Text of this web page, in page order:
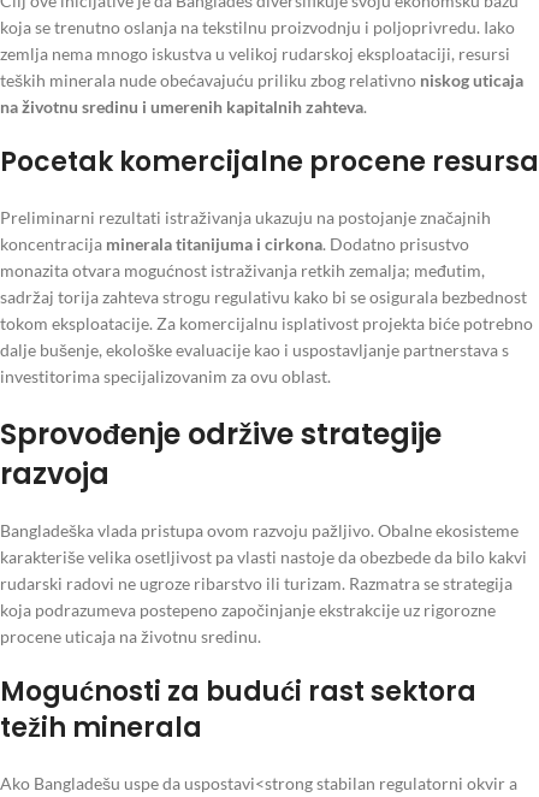
koja se trenutno oslanja na tekstilnu proizvodnju i poljoprivredu. Iako
zemlja nema mnogo iskustva u velikoj rudarskoj eksploataciji, resursi
teških minerala nude obećavajuću priliku zbog relativno niskog uticaja
na životnu sredinu i umerenih kapitalnih zahteva.
Pocetak komercijalne procene resursa
Preliminarni rezultati istraživanja ukazuju na postojanje značajnih
koncentracija minerala titanijuma i cirkona. Dodatno prisustvo
monazita otvara mogućnost istraživanja retkih zemalja; međutim,
sadržaj torija zahteva strogu regulativu kako bi se osigurala bezbednost
tokom eksploatacije. Za komercijalnu isplativost projekta biće potrebno
dalje bušenje, ekološke evaluacije kao i uspostavljanje partnerstava s
investitorima specijalizovanim za ovu oblast.
Sprovođenje održive strategije
razvoja
Bangladeška vlada pristupa ovom razvoju pažljivo. Obalne ekosisteme
karakteriše velika osetljivost pa vlasti nastoje da obezbede da bilo kakvi
rudarski radovi ne ugroze ribarstvo ili turizam. Razmatra se strategija
koja podrazumeva postepeno započinjanje ekstrakcije uz rigorozne
procene uticaja na životnu sredinu.
Mogućnosti za budući rast sektora
težih minerala
Ako Bangladešu uspe da uspostavi<strong stabilan regulatorni okvir a